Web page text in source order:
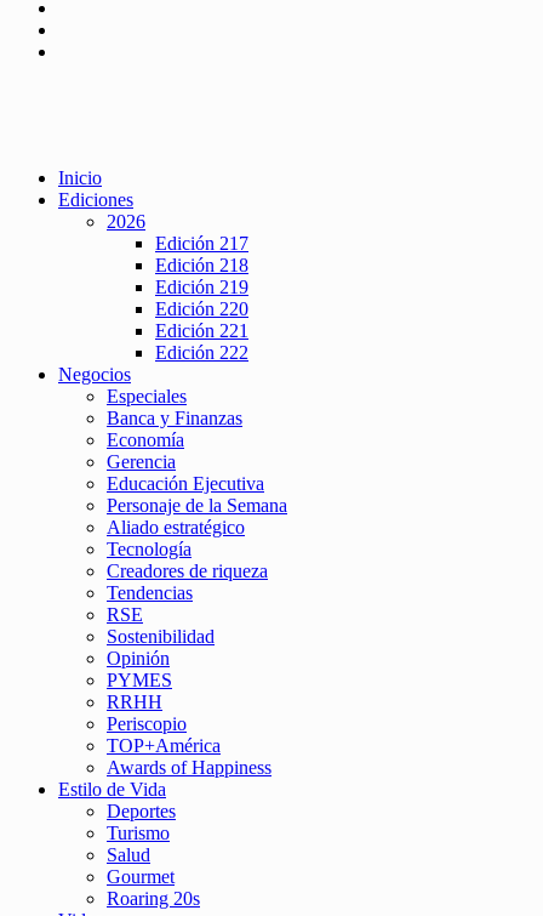
Inicio
Ediciones
2026
Edición 217
Edición 218
Edición 219
Edición 220
Edición 221
Edición 222
Negocios
Especiales
Banca y Finanzas
Economía
Gerencia
Educación Ejecutiva
Personaje de la Semana
Aliado estratégico
Tecnología
Creadores de riqueza
Tendencias
RSE
Sostenibilidad
Opinión
PYMES
RRHH
Periscopio
TOP+América
Awards of Happiness
Estilo de Vida
Deportes
Turismo
Salud
Gourmet
Roaring 20s